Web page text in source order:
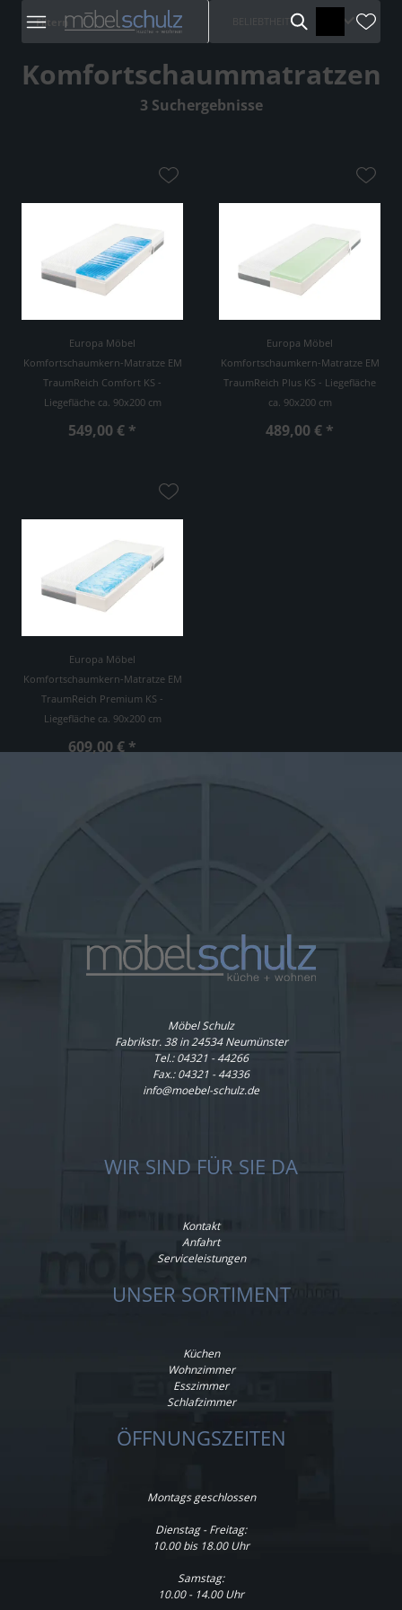
Filtern
Komfortschaummatratzen
3 Suchergebnisse
Europa Möbel
Komfortschaumkern-Matratze EM
TraumReich Comfort KS -
Liegefläche ca. 90x200 cm
549,00 € *
Europa Möbel
Komfortschaumkern-Matratze EM
TraumReich Plus KS - Liegefläche
ca. 90x200 cm
489,00 € *
Europa Möbel
Komfortschaumkern-Matratze EM
TraumReich Premium KS -
Liegefläche ca. 90x200 cm
609,00 € *
Möbel Schulz
Fabrikstr. 38 in 24534 Neumünster
Tel.:04321 - 44266
Fax.: 04321 - 44336
info@moebel-schulz.de
WIR SIND FÜR SIE DA
Kontakt
Anfahrt
Serviceleistungen
UNSER SORTIMENT
Küchen
Wohnzimmer
Esszimmer
Schlafzimmer
ÖFFNUNGSZEITEN
Montags geschlossen
Dienstag - Freitag:
10.00 bis 18.00 Uhr
Samstag:
10.00 - 14.00 Uhr